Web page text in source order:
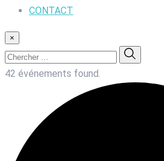
CONTACT
×
42 événements found.